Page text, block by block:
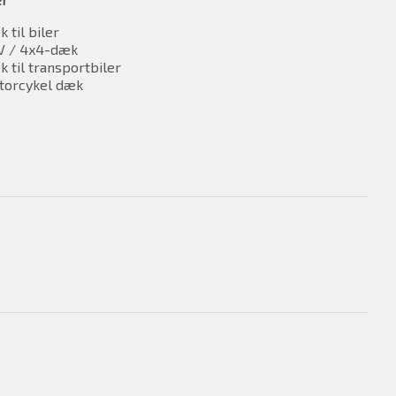
til biler
/ 4x4-dæk
til transportbiler
dæk